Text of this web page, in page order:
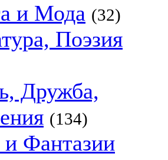
и Мода (32)
Поэзия
Дружба,
(134)
Фантазии